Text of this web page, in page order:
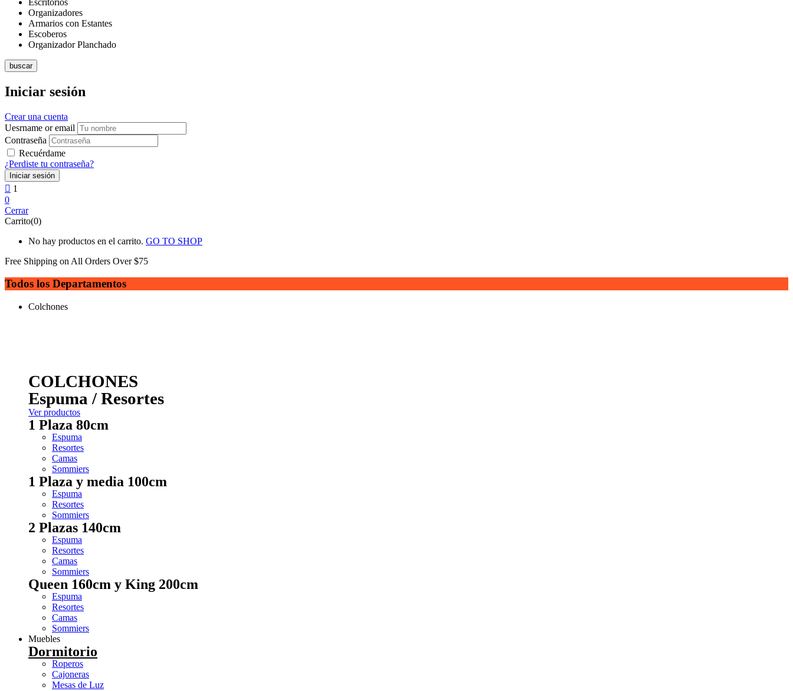
Organizadores
Armarios con Estantes
Escoberos
Organizador Planchado
buscar
Iniciar sesión
Crear una cuenta
Uesrname or email
Contraseña
Recuérdame
¿Perdiste tu contraseña?
1
0
Cerrar
Carrito(0)
No hay productos en el carrito. GO TO SHOP
Free Shipping on All Orders Over $75
Todos los Departamentos
Colchones
COLCHONES
Espuma / Resortes
Ver productos
1 Plaza 80cm
Espuma
Resortes
Camas
Sommiers
1 Plaza y media 100cm
Espuma
Resortes
Sommiers
2 Plazas 140cm
Espuma
Resortes
Camas
Sommiers
Queen 160cm y King 200cm
Espuma
Resortes
Camas
Sommiers
Muebles
Dormitorio
Roperos
Cajoneras
Mesas de Luz